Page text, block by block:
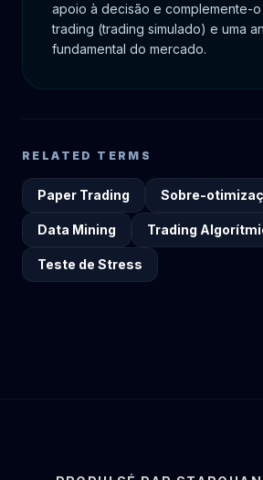
apoio à decisão e complemente-
trading (trading simulado) e uma
fundamental do mercado.
RELATED TERMS
Paper Trading Sobre-
Data Mining Trading
Teste de Stress